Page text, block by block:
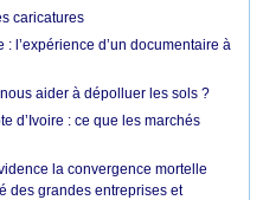
caricatures
l’expérience d’un documentaire à
aider à dépolluer les sols ?
d’Ivoire : ce que les marchés
la convergence mortelle
des grandes entreprises et